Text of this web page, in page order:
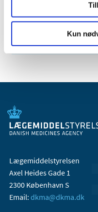
Kun
2006 (9)
Lægemiddelstyrelsen
Axel Heides Gade 1
2300 København S
Email: dkma@dkma.dk